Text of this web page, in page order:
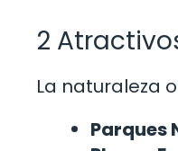
2
La naturaleza
Parques